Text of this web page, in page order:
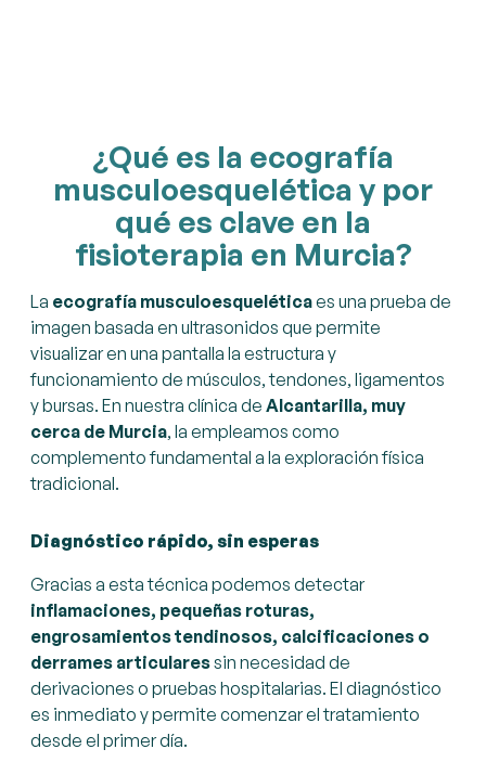
¿Qué es la ecografía
musculoesquelética y por
qué es clave en la
fisioterapia en Murcia?
La ecografía musculoesqueléticaes una prueba de
imagen basada en ultrasonidos que permite
visualizar en una pantalla la estructura y
funcionamiento de músculos, tendones, ligamentos
y bursas. En nuestra clínica de Alcantarilla, muy
cerca de Murcia, la empleamos como
complemento fundamental a la exploración física
tradicional.
Diagnóstico rápido, sin esperas
Gracias a esta técnica podemos detectar
inflamaciones, pequeñas roturas,
engrosamientos tendinosos, calcificaciones o
derrames articularessin necesidad de
derivaciones o pruebas hospitalarias. El diagnóstico
es inmediato y permite comenzar el tratamiento
desde el primer día.